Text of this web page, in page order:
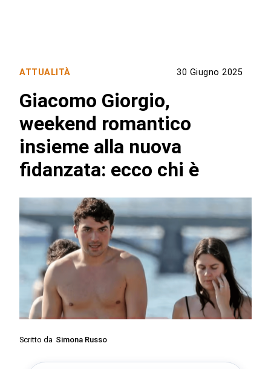
ATTUALITÀ 30 Giugno 2025
Giacomo Giorgio,
weekend romantico
insieme alla nuova
fidanzata: ecco chi è
Scritto da Simona Russo